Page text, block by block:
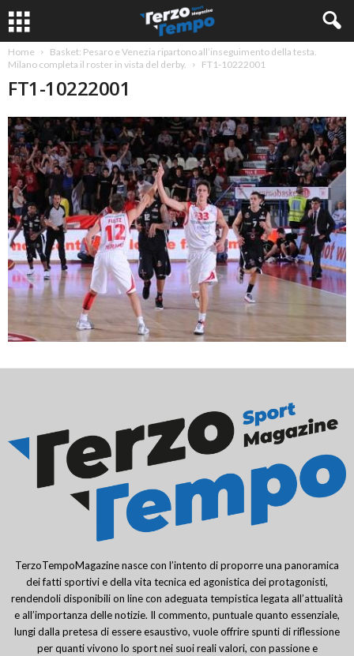
Home
Basket: Pesaro e Venezia ripartono all’inseguimento della testa.
Milano completa il roster in vista del derby.
FT1-10222001
FT1-10222001
TerzoTempoMagazine nasce con l’intento di proporre una panoramica
dei fatti sportivi e della vita tecnica ed agonistica dei protagonisti,
rendendoli disponibili on line con adeguata tempistica legata all’attualità
e all’importanza delle notizie. Il commento, puntuale quanto essenziale,
lungi dalla pretesa di essere esaustivo, vuole offrire spunti di riflessione
per quanti vivono lo sport nei suoi reali valori, con passione e